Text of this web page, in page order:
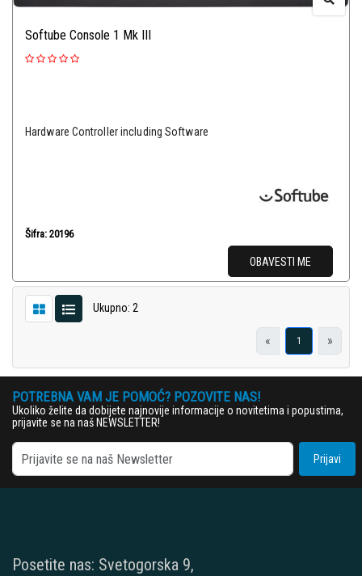
Softube Console 1 Mk III
Hardware Controller including Software
Šifra: 20196
OBAVESTI ME
Ukupno: 2
« 1 »
POTREBNA VAM JE POMOĆ? POZOVITE NAS!
Ukoliko želite da dobijete najnovije informacije o novitetima i popustima,
prijavite se na naš NEWSLETTER!
Prijavi
Posetite nas: Svetogorska 9,